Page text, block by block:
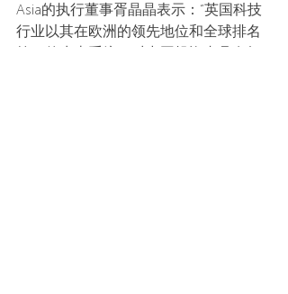
Asia的执行董事胥晶晶表示：“英国科技
行业以其在欧洲的领先地位和全球排名
第三的生态系统，对中国投资者具有极